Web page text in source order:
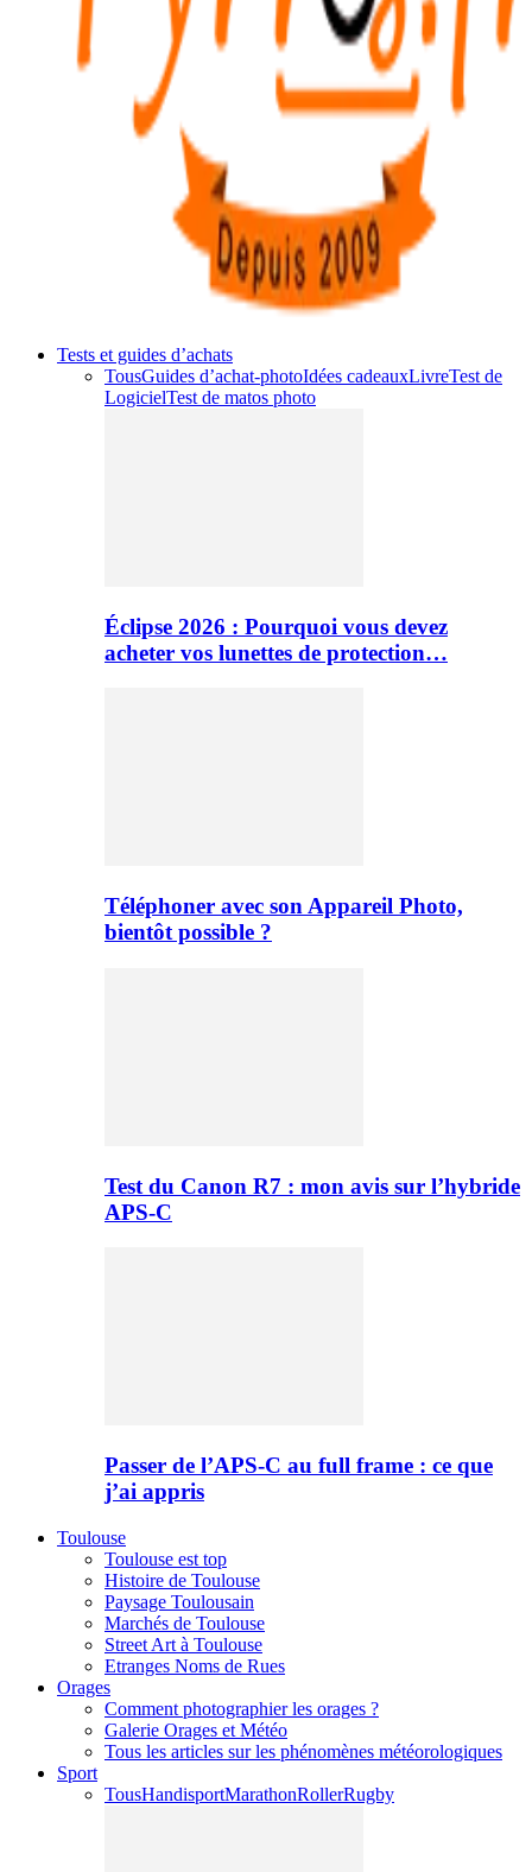
Tests et guides d’achats
TousGuides d’achat-photoIdées cadeauxLivreTest de
LogicielTest de matos photo
Éclipse 2026 : Pourquoi vous devez
acheter vos lunettes de protection…
Téléphoner avec son Appareil Photo,
bientôt possible ?
Test du Canon R7 : mon avis sur l’hybride
APS-C
Passer de l’APS-C au full frame : ce que
j’ai appris
Toulouse
Toulouse est top
Histoire de Toulouse
Paysage Toulousain
Marchés de Toulouse
Street Art à Toulouse
Etranges Noms de Rues
Orages
Comment photographier les orages ?
Galerie Orages et Météo
Tous les articles sur les phénomènes météorologiques
Sport
TousHandisportMarathonRollerRugby